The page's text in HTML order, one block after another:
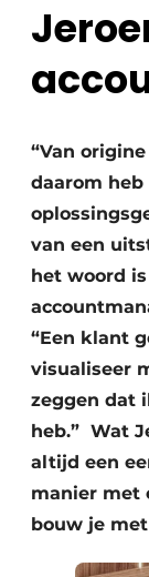
“Van
daarom
van een
het woord
“Een klant
visualiseer
zeggen dat
heb.” Wat
altijd een
manier met
bouw je